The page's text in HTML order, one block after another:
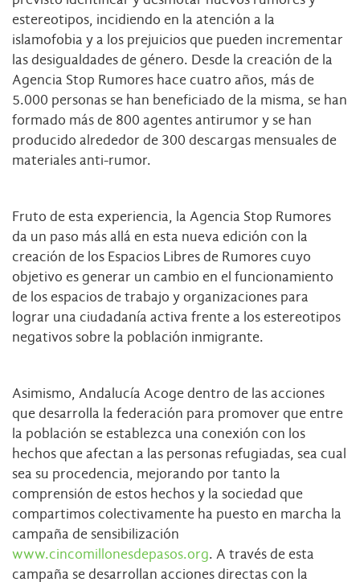
estereotipos, incidiendo en la atención a la
islamofobia y a los prejuicios que pueden incrementar
las desigualdades de género. Desde la creación de la
Agencia Stop Rumores hace cuatro años, más de
5.000 personas se han beneficiado de la misma, se han
formado más de 800 agentes antirumor y se han
producido alrededor de 300 descargas mensuales de
materiales anti-rumor.
Fruto de esta experiencia, la Agencia Stop Rumores
da un paso más allá en esta nueva edición con la
creación de los Espacios Libres de Rumores cuyo
objetivo es generar un cambio en el funcionamiento
de los espacios de trabajo y organizaciones para
lograr una ciudadanía activa frente a los estereotipos
negativos sobre la población inmigrante.
Asimismo, Andalucía Acoge dentro de las acciones
que desarrolla la federación para promover que entre
la población se establezca una conexión con los
hechos que afectan a las personas refugiadas, sea cual
sea su procedencia, mejorando por tanto la
comprensión de estos hechos y la sociedad que
compartimos colectivamente ha puesto en marcha la
campaña de sensibilización
www.cincomillonesdepasos.org. A través de esta
campaña se desarrollan acciones directas con la